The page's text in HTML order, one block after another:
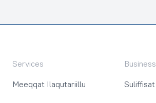
Services
Meeqqat Ilaqutariillu
Business
Suliffisat